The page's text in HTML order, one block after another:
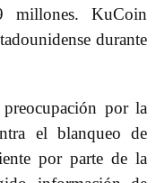
millones. KuCoin
durante
por la
el blanqueo de
por parte de la